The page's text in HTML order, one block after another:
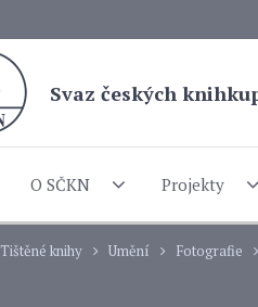
Svaz českých
O SČKN Projekty
Tištěné knihy Umění Fotografie